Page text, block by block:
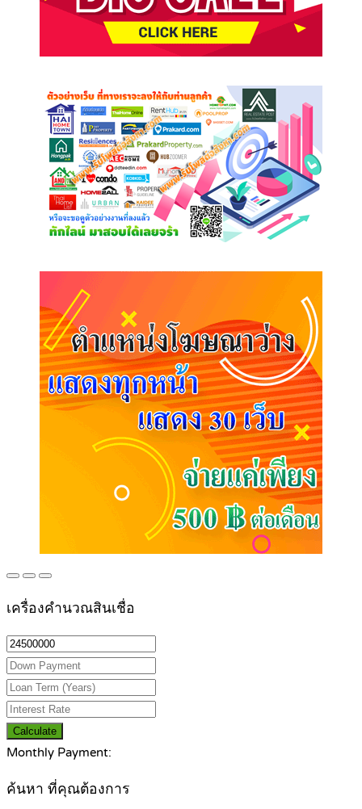
เครื่องคำนวณสินเชื่อ
Calculate
Monthly Payment:
ค้นหา ที่คุณต้องการ